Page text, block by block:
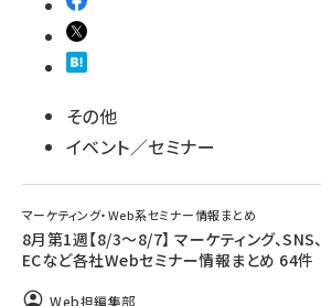
その他
イベント／セミナー
マーケティング・Web系セミナー情報まとめ
8月第1週【8/3～8/7】 マーケティング、SNS、
ECなど各社Webセミナー情報まとめ 64件
Web担編集部